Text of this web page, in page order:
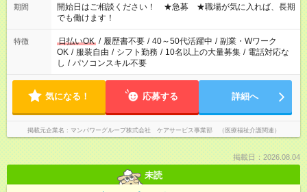
ん ※法令に基づき、週20時間以上勤務は社会保険への加入対象
となります ※労働者派遣法（日雇い派遣の原則禁止）により、
短時間・短期間の就業はご案内が難しい場合があります
期間
開始日はご相談ください！ ★急募 ★職場が気に入れば、長期
でも働けます！
特徴 日払いOK / 履歴書不要 / 40～50代活躍中 / 副業・Wワーク
OK / 服装自由 / シフト勤務 / 10名以上の大量募集 / 電話対応な
し / パソコンスキル不要
気になる！ 応募する 詳細へ
掲載元企業名 マンパワーグループ株式会社 ケアサービス事業部 （医療福祉介護関連）
掲載日：2026.08.04
未読